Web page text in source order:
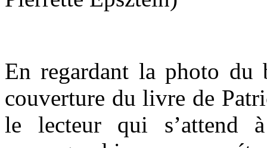
En regardant la photo du
couverture du livre de
le lecteur qui s’attend